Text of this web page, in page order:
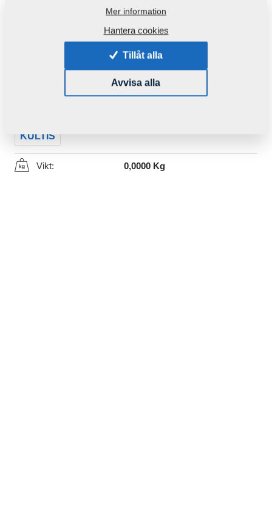
m866205 2RS
KULTIS
Vikt: 0,0000 Kg
Mer information
Hantera cookies
Tillåt alla
Avvisa alla